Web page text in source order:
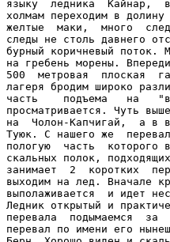
языку  ледника  Кайнар,
холмам переходим в
желтые  маки,  много
следы не столь давнего
бурный коричневый поток.
на гребень морены.
500  метровая  плоская
лагеря бродим широко
часть    подъема   на
просматривается. Чуть
на  Чолон-Капчигай,  а в
Туюк. С нашего же
пологую  часть  которого
скальных полок,
занимает  2  коротких
выходим на лед. Вначале
выполаживается  и идет
Ледник открытый и
перевала  подымаемся  за
перевал по имени его